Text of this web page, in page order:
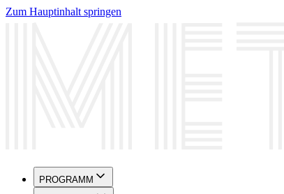
Zum Hauptinhalt springen
PROGRAMM